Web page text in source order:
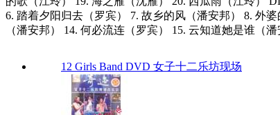
6. 踏着夕阳归去（罗宾） 7. 故乡的风（潘安邦） 8. 外
（潘安邦） 14. 何必流连（罗宾） 15. 云知道她是谁（
12 Girls Band DVD 女子十二乐坊现场